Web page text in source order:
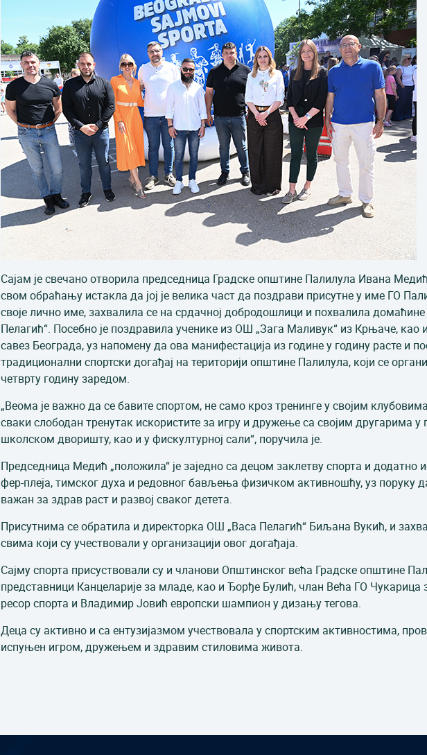
Сајам је свечано отворила председница Градске општине Палилула Ивана Медић
свом обраћању истакла да јој је велика част да поздрави присутне у име ГО
своје лично име, захвалила се на срдачној добродошлици и похвалила
Пелагић“. Посебно је поздравила ученике из ОШ „Зага Маливук“ из Крњаче, као
савез Београда, уз напомену да ова манифестација из године у годину расте и
традиционални спортски догађај на територији општине Палилула, који се
четврту годину заредом.
„Веома је важно да се бавите спортом, не само кроз тренинге у својим
сваки слободан тренутак искористите за игру и дружење са својим другарима у
школском дворишту, као и у фискултурној сали“, поручила је.
Председница Медић „положила“ је заједно са децом заклетву спорта и додатно
фер-плеја, тимског духа и редовног бављења физичком активношћу, уз поруку
важан за здрав раст и развој сваког детета.
Присутнима се обратила и директорка ОШ „Васа Пелагић“ Биљана Вукић, и
свима који су учествовали у организацији овог догађаја.
Сајму спорта присуствовали су и чланови Општинског већа Градске општине
представници Канцеларије за младе, као и Ђорђе Булић, члан Већа ГО Чукарица
ресор спорта и Владимир Јовић европски шампион у дизању тегова.
Деца су активно и са ентузијазмом учествовала у спортским активностима,
испуњен игром, дружењем и здравим стиловима живота.